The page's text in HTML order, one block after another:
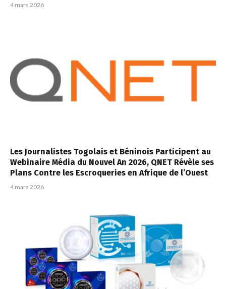
4 mars 2026
Les Journalistes Togolais et Béninois Participent au
Webinaire Média du Nouvel An 2026, QNET Révèle ses
Plans Contre les Escroqueries en Afrique de l’Ouest
4 mars 2026